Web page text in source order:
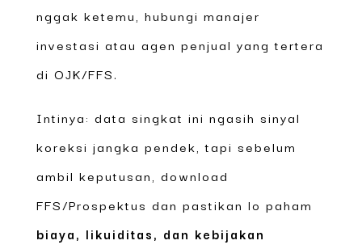
nggak ketemu, hubungi manajer
investasi atau agen penjual yang tertera
di OJK/FFS.
Intinya: data singkat ini ngasih sinyal
koreksi jangka pendek, tapi sebelum
ambil keputusan, download
FFS/Prospektus dan pastikan lo paham
biaya, likuiditas, dan kebijakan